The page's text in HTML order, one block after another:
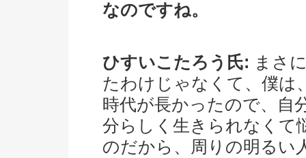
なのですね。
ひすいこたろう氏: まさ
たわけじゃなくて、僕は
時代が長かったので、自
分らしく生きられなくて
のだから、周りの明るい